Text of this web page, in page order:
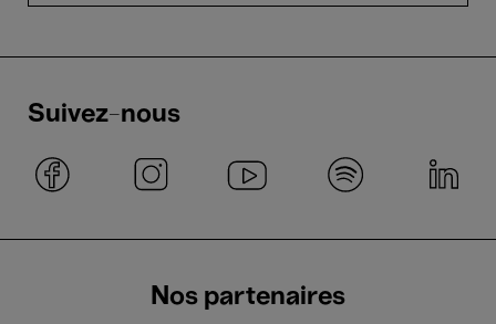
Suivez-nous
Nos partenaires